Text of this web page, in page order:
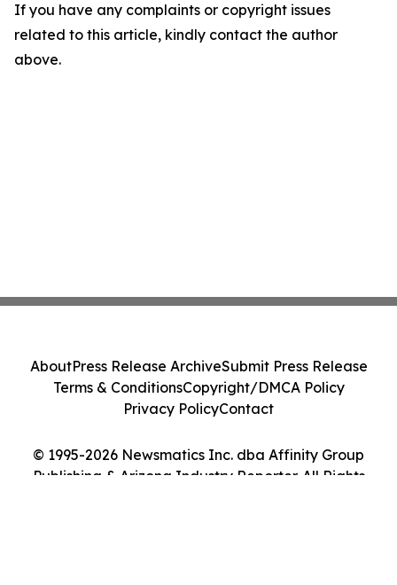
If you have any complaints or copyright issues
related to this article, kindly contact the author
above.
© 1995-2026 Newsmatics Inc. dba Affinity Group
Publishing & Arizona Industry Reporter. All Rights
AboutPress Release ArchiveSubmit Press Release
Terms & ConditionsCopyright/DMCA Policy
Privacy PolicyContact